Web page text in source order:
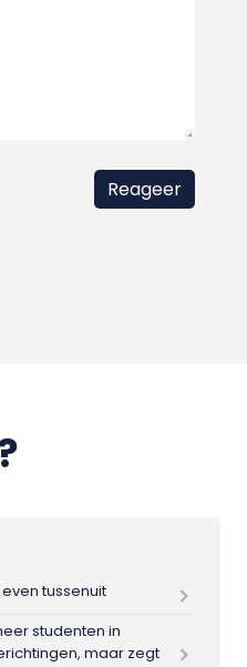
tussenuit
studenten in
maar zegt